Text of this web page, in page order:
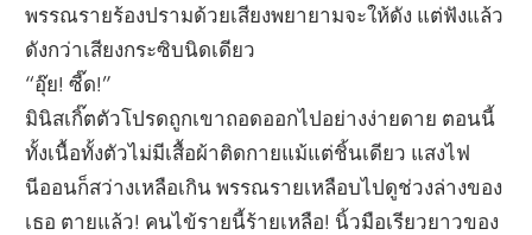
พรรณรายร้องปรามด้วยเสียงพยายามจะให้ดัง แต่ฟังแล้ว
ดังกว่าเสียงกระซิบนิดเดียว
“อุ๊ย! ซี๊ด!”
มินิสเกิ๊ตตัวโปรดถูกเขาถอดออกไปอย่างง่ายดาย ตอนนี้
ทั้งเนื้อทั้งตัวไม่มีเสื้อผ้าติดกายแม้แต่ชิ้นเดียว แสงไฟ
นีออนก็สว่างเหลือเกิน พรรณรายเหลือบไปดูช่วงล่างของ
เธอ ตายแล้ว! คนไข้รายนี้ร้ายเหลือ! นิ้วมือเรียวยาวของ